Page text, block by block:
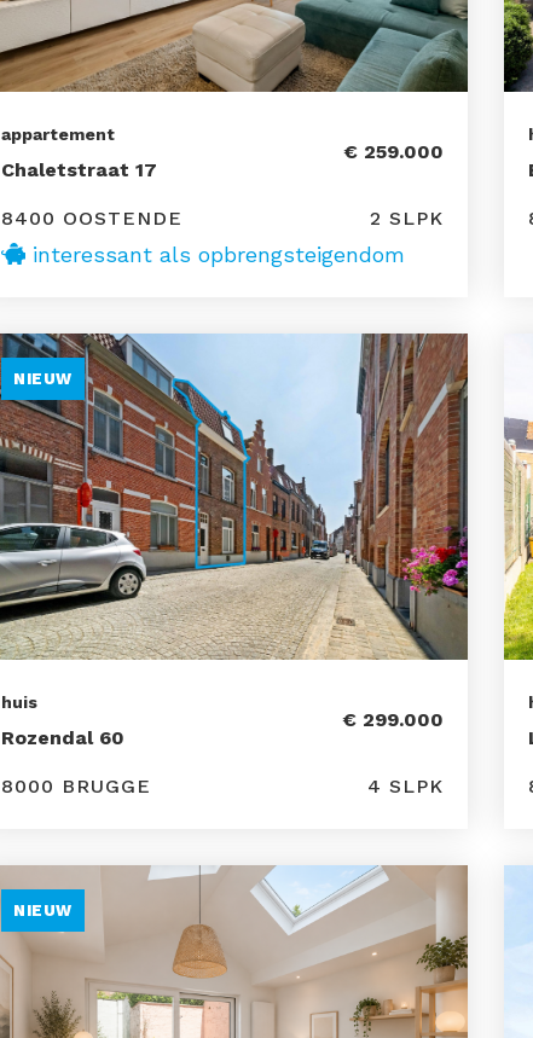
appartement
Chaletstraat 17
€ 259.000
8400 OOSTENDE 2 SLPK
interessant als opbrengsteigendom
NIEUW
huis
Rozendal 60
€ 299.000
8000 BRUGGE 4 SLPK
NIEUW